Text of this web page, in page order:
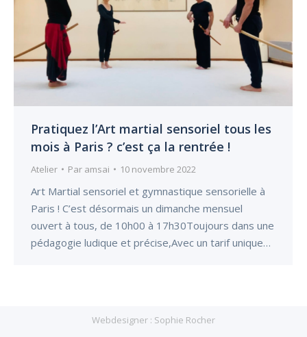
Pratiquez l’Art martial sensoriel tous les
mois à Paris ? c’est ça la rentrée !
Atelier Par amsai 10 novembre 2022
Art Martial sensoriel et gymnastique sensorielle à
Paris ! C’est désormais un dimanche mensuel
ouvert à tous, de 10h00 à 17h30Toujours dans une
pédagogie ludique et précise,Avec un tarif unique…
Webdesigner : Sophie Rocher